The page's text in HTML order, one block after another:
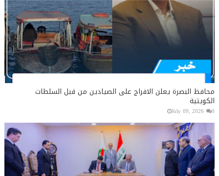
محافظ البصرة يعلن الافراج على الصيادين من قبل السلطات
الكويتية
July 09, 2026 0